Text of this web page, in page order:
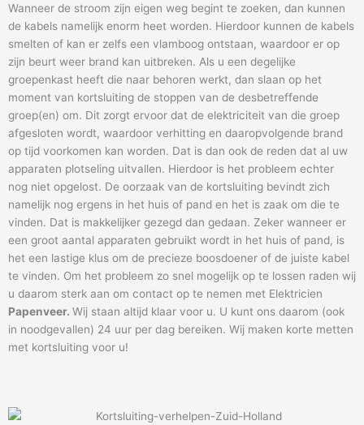
Wanneer de stroom zijn eigen weg begint te zoeken, dan kunnen
de kabels namelijk enorm heet worden. Hierdoor kunnen de kabels
smelten of kan er zelfs een vlamboog ontstaan, waardoor er op
zijn beurt weer brand kan uitbreken. Als u een degelijke
groepenkast heeft die naar behoren werkt, dan slaan op het
moment van kortsluiting de stoppen van de desbetreffende
groep(en) om. Dit zorgt ervoor dat de elektriciteit van die groep
afgesloten wordt, waardoor verhitting en daaropvolgende brand
op tijd voorkomen kan worden. Dat is dan ook de reden dat al uw
apparaten plotseling uitvallen. Hierdoor is het probleem echter
nog niet opgelost. De oorzaak van de kortsluiting bevindt zich
namelijk nog ergens in het huis of pand en het is zaak om die te
vinden. Dat is makkelijker gezegd dan gedaan. Zeker wanneer er
een groot aantal apparaten gebruikt wordt in het huis of pand, is
het een lastige klus om de precieze boosdoener of de juiste kabel
te vinden. Om het probleem zo snel mogelijk op te lossen raden wij
u daarom sterk aan om contact op te nemen met Elektricien
Papenveer. Wij staan altijd klaar voor u. U kunt ons daarom (ook
in noodgevallen) 24 uur per dag bereiken. Wij maken korte metten
met kortsluiting voor u!